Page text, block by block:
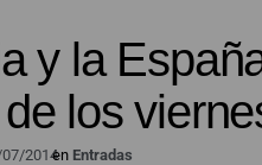
y la
los
2014en Entradas